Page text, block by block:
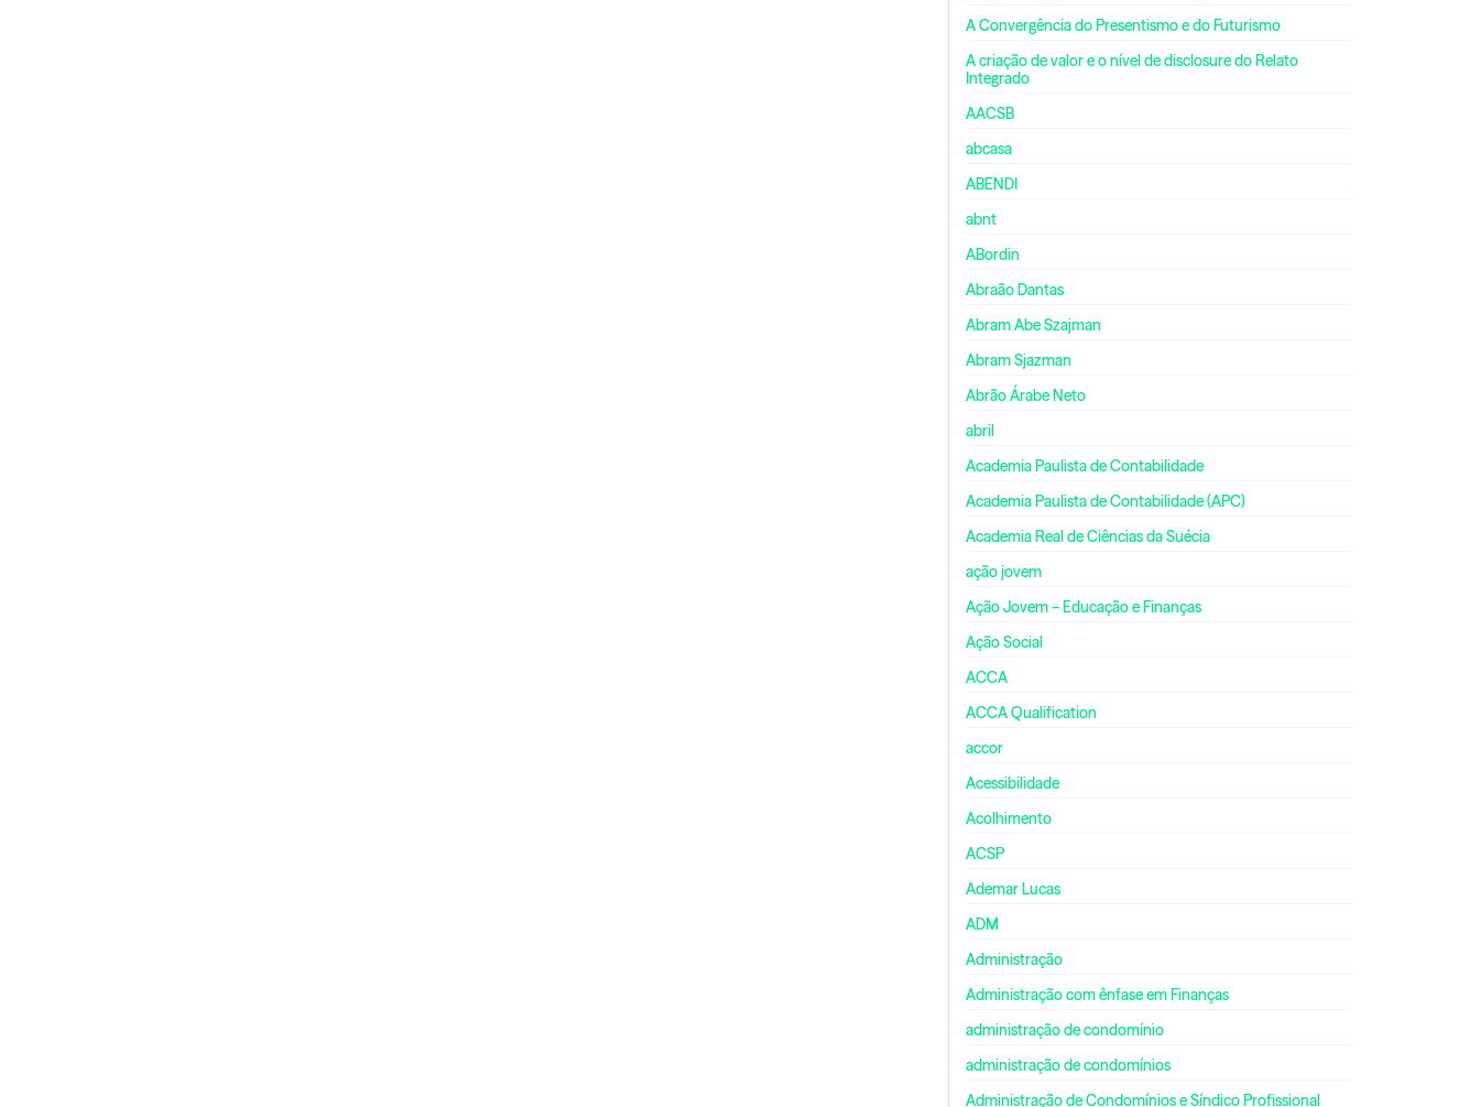
A Convergência do Presentismo e do Futurismo
A criação de valor e o nível de disclosure do Relato
Integrado
AACSB
abcasa
ABENDI
abnt
ABordin
Abraão Dantas
Abram Abe Szajman
Abram Sjazman
Abrão Árabe Neto
abril
Academia Paulista de Contabilidade
Academia Paulista de Contabilidade (APC)
Academia Real de Ciências da Suécia
ação jovem
Ação Jovem – Educação e Finanças
Ação Social
ACCA
ACCA Qualification
accor
Acessibilidade
Acolhimento
ACSP
Ademar Lucas
ADM
Administração
Administração com ênfase em Finanças
administração de condomínio
administração de condomínios
Administração de Condomínios e Síndico Profissional